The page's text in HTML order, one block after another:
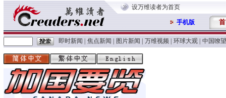
设万维读者为首页
手机版 首
即时新闻 焦点新闻 图片新闻 万维视频 环球大观 中国嘹望